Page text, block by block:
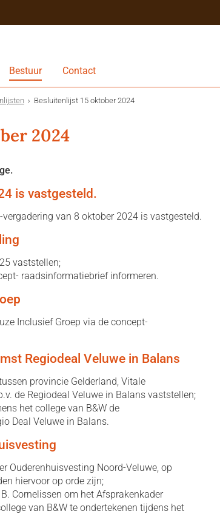
Bestuur Contact
Besluitenlijst 15 oktober 2024
2024
is vastgesteld.
van 8 oktober 2024 is vastgesteld.
vaststellen;
raadsinformatiebrief informeren.
Inclusief Groep via de concept-
Regiodeal Veluwe in Balans
provincie Gelderland, Vitale
de Regiodeal Veluwe in Balans vaststellen;
het college van B&W de
Deal Veluwe in Balans.
Ouderenhuisvesting Noord-Veluwe, op
hiervoor op orde zijn;
Cornelissen om het Afsprakenkader
van B&W te ondertekenen tijdens het